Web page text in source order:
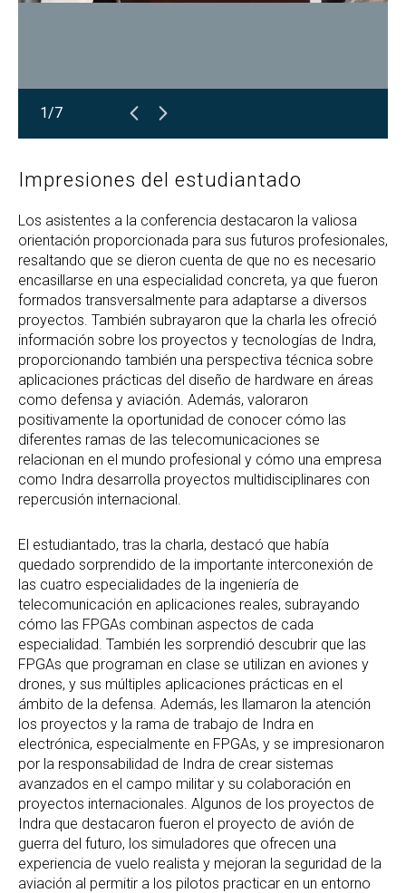
1/7
Impresiones del estudiantado
Los asistentes a la conferencia destacaron la valiosa
orientación proporcionada para sus futuros profesionales,
resaltando que se dieron cuenta de que no es necesario
encasillarse en una especialidad concreta, ya que fueron
formados transversalmente para adaptarse a diversos
proyectos. También subrayaron que la charla les ofreció
información sobre los proyectos y tecnologías de Indra,
proporcionando también una perspectiva técnica sobre
aplicaciones prácticas del diseño de hardware en áreas
como defensa y aviación. Además, valoraron
positivamente la oportunidad de conocer cómo las
diferentes ramas de las telecomunicaciones se
relacionan en el mundo profesional y cómo una empresa
como Indra desarrolla proyectos multidisciplinares con
repercusión internacional.
El estudiantado, tras la charla, destacó que había
quedado sorprendido de la importante interconexión de
las cuatro especialidades de la ingeniería de
telecomunicación en aplicaciones reales, subrayando
cómo las FPGAs combinan aspectos de cada
especialidad. También les sorprendió descubrir que las
FPGAs que programan en clase se utilizan en aviones y
drones, y sus múltiples aplicaciones prácticas en el
ámbito de la defensa. Además, les llamaron la atención
los proyectos y la rama de trabajo de Indra en
electrónica, especialmente en FPGAs, y se impresionaron
por la responsabilidad de Indra de crear sistemas
avanzados en el campo militar y su colaboración en
proyectos internacionales. Algunos de los proyectos de
Indra que destacaron fueron el proyecto de avión de
guerra del futuro, los simuladores que ofrecen una
experiencia de vuelo realista y mejoran la seguridad de la
aviación al permitir a los pilotos practicar en un entorno